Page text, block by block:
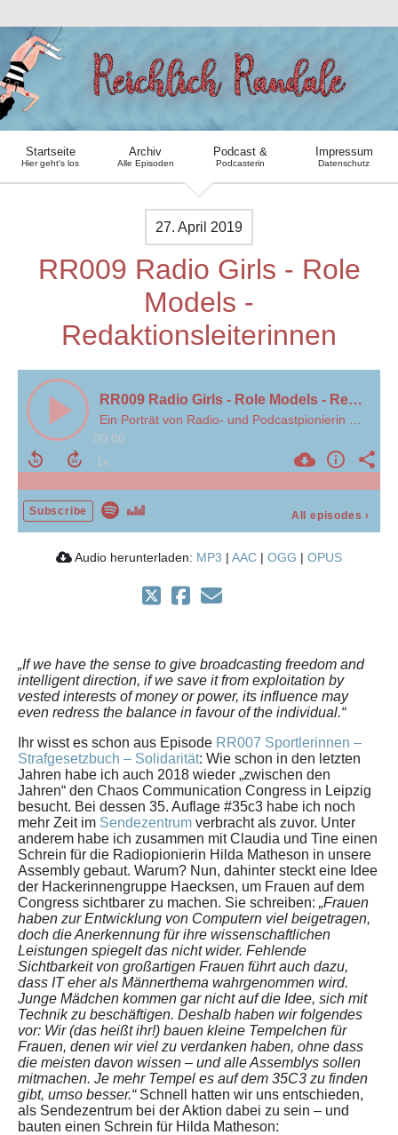
Startseite
Hier geht's los
Archiv
Alle Episoden
Podcast &
Podcasterin
Impressum
Datenschutz
27. April 2019
RR009 Radio Girls - Role
Models -
Redaktionsleiterinnen
RR009 Radio Girls - Role Models - Redaktionsleiterinnen
00:00
Subscribe All episodes ›
Audio herunterladen: MP3 | AAC | OGG | OPUS
„If we have the sense to give broadcasting freedom and
intelligent direction, if we save it from exploitation by
vested interests of money or power, its influence may
even redress the balance in favour of the individual.“
Ihr wisst es schon aus Episode RR007 Sportlerinnen –
Strafgesetzbuch – Solidarität: Wie schon in den letzten
Jahren habe ich auch 2018 wieder „zwischen den
Jahren“ den Chaos Communication Congress in Leipzig
besucht. Bei dessen 35. Auflage #35c3 habe ich noch
mehr Zeit im Sendezentrum verbracht als zuvor. Unter
anderem habe ich zusammen mit Claudia und Tine einen
Schrein für die Radiopionierin Hilda Matheson in unsere
Assembly gebaut. Warum? Nun, dahinter steckt eine Idee
der Hackerinnengruppe Haecksen, um Frauen auf dem
Congress sichtbarer zu machen. Sie schreiben: „Frauen
haben zur Entwicklung von Computern viel beigetragen,
doch die Anerkennung für ihre wissenschaftlichen
Leistungen spiegelt das nicht wider. Fehlende
Sichtbarkeit von großartigen Frauen führt auch dazu,
dass IT eher als Männerthema wahrgenommen wird.
Junge Mädchen kommen gar nicht auf die Idee, sich mit
Technik zu beschäftigen. Deshalb haben wir folgendes
vor: Wir (das heißt ihr!) bauen kleine Tempelchen für
Frauen, denen wir viel zu verdanken haben, ohne dass
die meisten davon wissen – und alle Assemblys sollen
mitmachen. Je mehr Tempel es auf dem 35C3 zu finden
gibt, umso besser.“ Schnell hatten wir uns entschieden,
als Sendezentrum bei der Aktion dabei zu sein – und
bauten einen Schrein für Hilda Matheson: